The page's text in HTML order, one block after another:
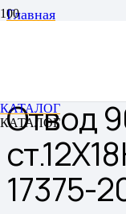
КАТАЛОГ
КАТАЛОГ
Главная
Отвод
17375-